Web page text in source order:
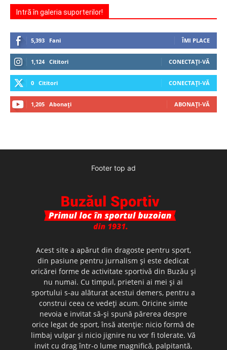
Intră în galeria suporterilor!
5,393 Fani ÎMI PLACE
1,124 Cititori CONECTAȚI-VĂ
0 Cititori CONECTAȚI-VĂ
1,205 Abonați ABONAȚI-VĂ
Footer top ad
Acest site a apărut din dragoste pentru sport,
din pasiune pentru jurnalism şi este dedicat
oricărei forme de activitate sportivă din Buzău şi
nu numai. Cu timpul, prieteni ai mei şi ai
sportului s-au alăturat acestui demers, pentru a
construi ceea ce vedeţi acum. Oricine simte
nevoia e invitat să-şi spună părerea despre
orice legat de sport, însă atenţie: nicio formă de
limbaj vulgar şi nicio jignire nu vor fi tolerate. Vă
invit cu drag într-o lume magnifică, palpitantă,